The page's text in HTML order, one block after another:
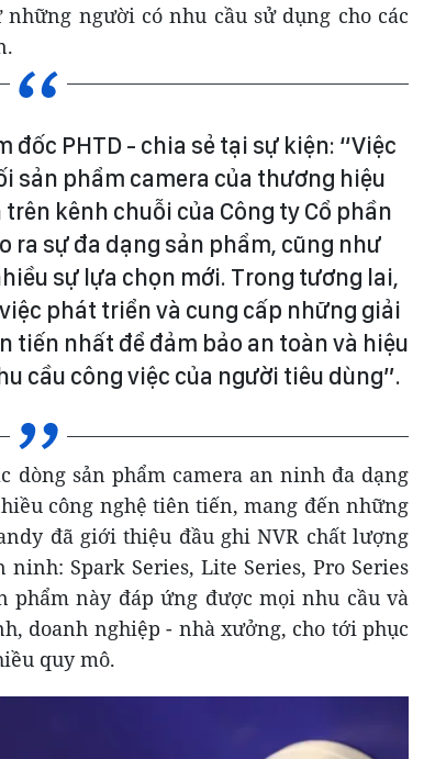
người có nhu cầu sử dụng cho các
đốc PHTD - chia sẻ tại sự kiện: “Việc
sản phẩm camera của thương hiệu
kênh chuỗi của Công ty Cổ phần
ra sự đa dạng sản phẩm, cũng như
sự lựa chọn mới. Trong tương lai,
phát triển và cung cấp những giải
tiến nhất để đảm bảo an toàn và hiệu
cầu công việc của người tiêu dùng”.
dòng sản phẩm camera an ninh đa dạng
công nghệ tiên tiến, mang đến những
đã giới thiệu đầu ghi NVR chất lượng
Spark Series, Lite Series, Pro Series
phẩm này đáp ứng được mọi nhu cầu và
doanh nghiệp - nhà xưởng, cho tới phục
quy mô.